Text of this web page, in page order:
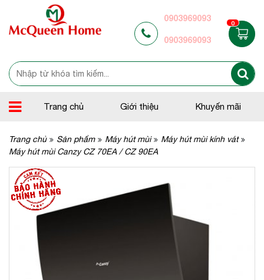
0903969093
0903969093
0
Trang chủ Giới thiệu Khuyến mãi
Trang chủ Sản phẩm Máy hút mùi
Máy hút mùi kính vát
Máy hút mùi Canzy CZ 70EA / CZ 90EA